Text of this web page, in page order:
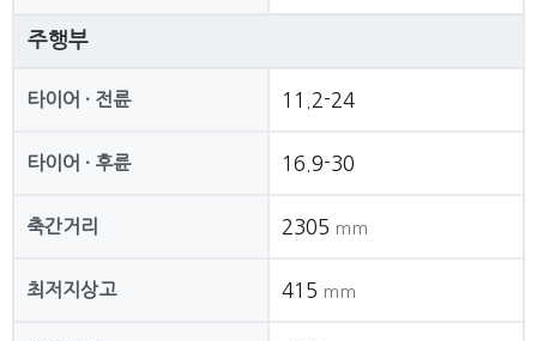
주행부
타이어 · 전륜 11.2-24
타이어 · 후륜 16.9-30
축간거리 2305 mm
최저지상고 415 mm